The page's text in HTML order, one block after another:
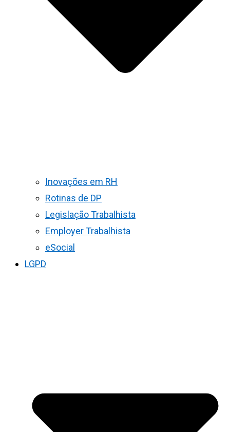
Inovações em RH
Rotinas de DP
Legislação Trabalhista
Employer Trabalhista
eSocial
LGPD